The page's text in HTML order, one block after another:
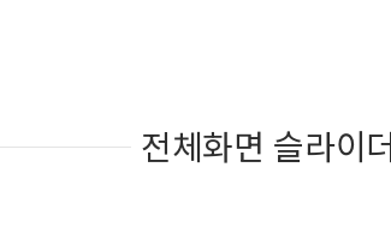
전체화면 슬라이더